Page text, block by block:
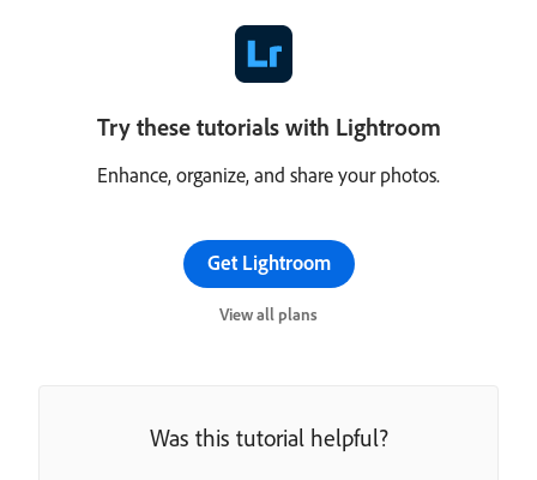
Try these tutorials with Lightroom
Enhance, organize, and share your photos.
Get Lightroom
View all plans
Was this tutorial helpful?